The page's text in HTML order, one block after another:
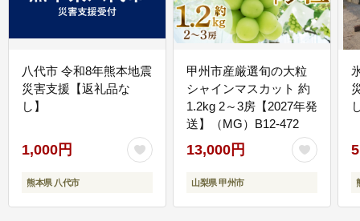
八代市 令和8年熊本地震
災害支援【返礼品な
し】
1,000円
熊本県 八代市
甲州市産厳選旬の大粒
シャインマスカット 約
1.2kg 2～3房【2027年発
送】（MG）B12-472
13,000円
山梨県 甲州市